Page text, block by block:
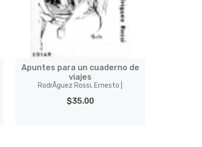
Apuntes para un cuaderno de
viajes
RodrÃ­guez Rossi, Ernesto |
$35.00